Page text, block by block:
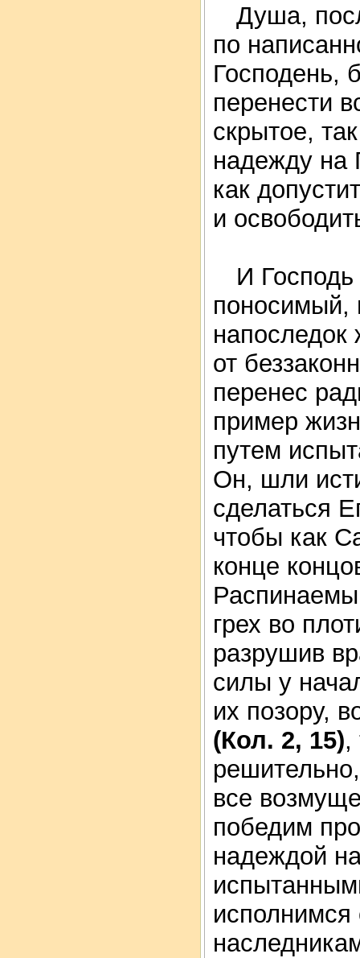
Душа,
по
Господень,
перенести
скрытое,
надежду на
как
и
И
поносимый,
напоследок
от
перенес
пример
путем
Он, шли
сделаться
чтобы как
конце
грех во
разрушив
силы у
их позору,
(Кол. 2, 15),
все
победим
надеждой